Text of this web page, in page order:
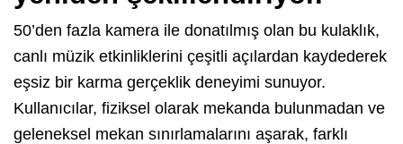
50’den fazla kamera ile donatılmış olan bu kulaklık,
canlı müzik etkinliklerini çeşitli açılardan kaydederek
eşsiz bir karma gerçeklik deneyimi sunuyor.
Kullanıcılar, fiziksel olarak mekanda bulunmadan ve
geleneksel mekan sınırlamalarını aşarak, farklı